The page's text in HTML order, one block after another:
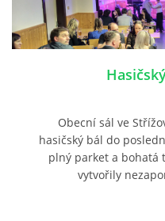
FOTOGALERIE
KROUŽEK MH
Obecní sál ve
hasičský bál do
plný parket a bohatá
vytvořily